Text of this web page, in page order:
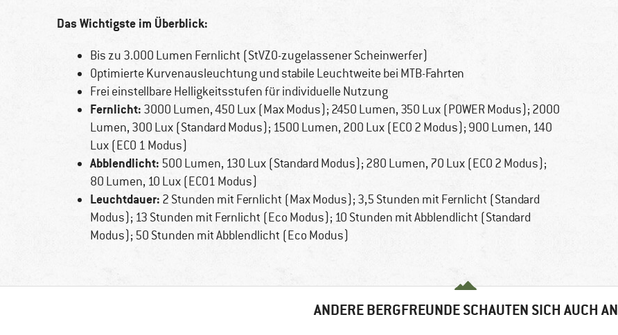
Das Wichtigste im Überblick:
Bis zu 3.000 Lumen Fernlicht (StVZO-zugelassener Scheinwerfer)
Optimierte Kurvenausleuchtung und stabile Leuchtweite bei MTB-Fahrten
Frei einstellbare Helligkeitsstufen für individuelle Nutzung
Fernlicht: 3000 Lumen, 450 Lux (Max Modus); 2450 Lumen, 350 Lux (POWER Modus); 2000
Lumen, 300 Lux (Standard Modus); 1500 Lumen, 200 Lux (ECO 2 Modus); 900 Lumen, 140
Lux (ECO 1 Modus)
Abblendlicht: 500 Lumen, 130 Lux (Standard Modus); 280 Lumen, 70 Lux (ECO 2 Modus);
80 Lumen, 10 Lux (ECO1 Modus)
Leuchtdauer: 2 Stunden mit Fernlicht (Max Modus); 3,5 Stunden mit Fernlicht (Standard
Modus); 13 Stunden mit Fernlicht (Eco Modus); 10 Stunden mit Abblendlicht (Standard
Modus); 50 Stunden mit Abblendlicht (Eco Modus)
ANDERE BERGFREUNDE SCHAUTEN SICH AUCH AN